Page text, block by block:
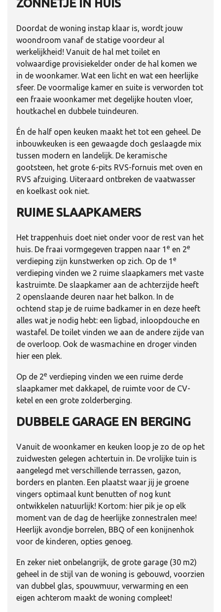
ZONNETJE IN HUIS
Doordat de woning instap klaar is, wordt jouw
woondroom vanaf de statige voordeur al
werkelijkheid! Vanuit de hal met toilet en
volwaardige provisiekelder onder de hal komen we
in de woonkamer. Wat een licht en wat een heerlijke
sfeer. De voormalige kamer en suite is verworden tot
een fraaie woonkamer met degelijke houten vloer,
houtkachel en dubbele tuindeuren.
Én de half open keuken maakt het tot een geheel. De
inbouwkeuken is een gewaagde doch geslaagde mix
tussen modern en landelijk. De keramische
gootsteen, het grote 6-pits RVS-fornuis met oven en
RVS afzuiging. Uiteraard ontbreken de vaatwasser
en koelkast ook niet.
RUIME SLAAPKAMERS
Het trappenhuis doet niet onder voor de rest van het
huis. De fraai vormgegeven trappen naar 1 e en 2e
verdieping zijn kunstwerken op zich. Op de 1 e
verdieping vinden we 2 ruime slaapkamers met vaste
kastruimte. De slaapkamer aan de achterzijde heeft
2 openslaande deuren naar het balkon. In de
ochtend stap je de ruime badkamer in en deze heeft
alles wat je nodig hebt: een ligbad, inloopdouche en
wastafel. De toilet vinden we aan de andere zijde van
de overloop. Ook de wasmachine en droger vinden
hier een plek.
Op de 2e verdieping vinden we een ruime derde
slaapkamer met dakkapel, de ruimte voor de CV-
ketel en een grote zolderberging.
DUBBELE GARAGE EN BERGING
Vanuit de woonkamer en keuken loop je zo de op het
zuidwesten gelegen achtertuin in. De vrolijke tuin is
aangelegd met verschillende terrassen, gazon,
borders en planten. Een plaatst waar jij je groene
vingers optimaal kunt benutten of nog kunt
ontwikkelen natuurlijk! Kortom: hier pik je op elk
moment van de dag de heerlijke zonnestralen mee!
Heerlijk avondje borrelen, BBQ of een konijnenhok
voor de kinderen, opties genoeg.
En zeker niet onbelangrijk, de grote garage (30 m2)
geheel in de stijl van de woning is gebouwd, voorzien
van dubbel glas, spouwmuur, verwarming en een
eigen achterom maakt de woning compleet!